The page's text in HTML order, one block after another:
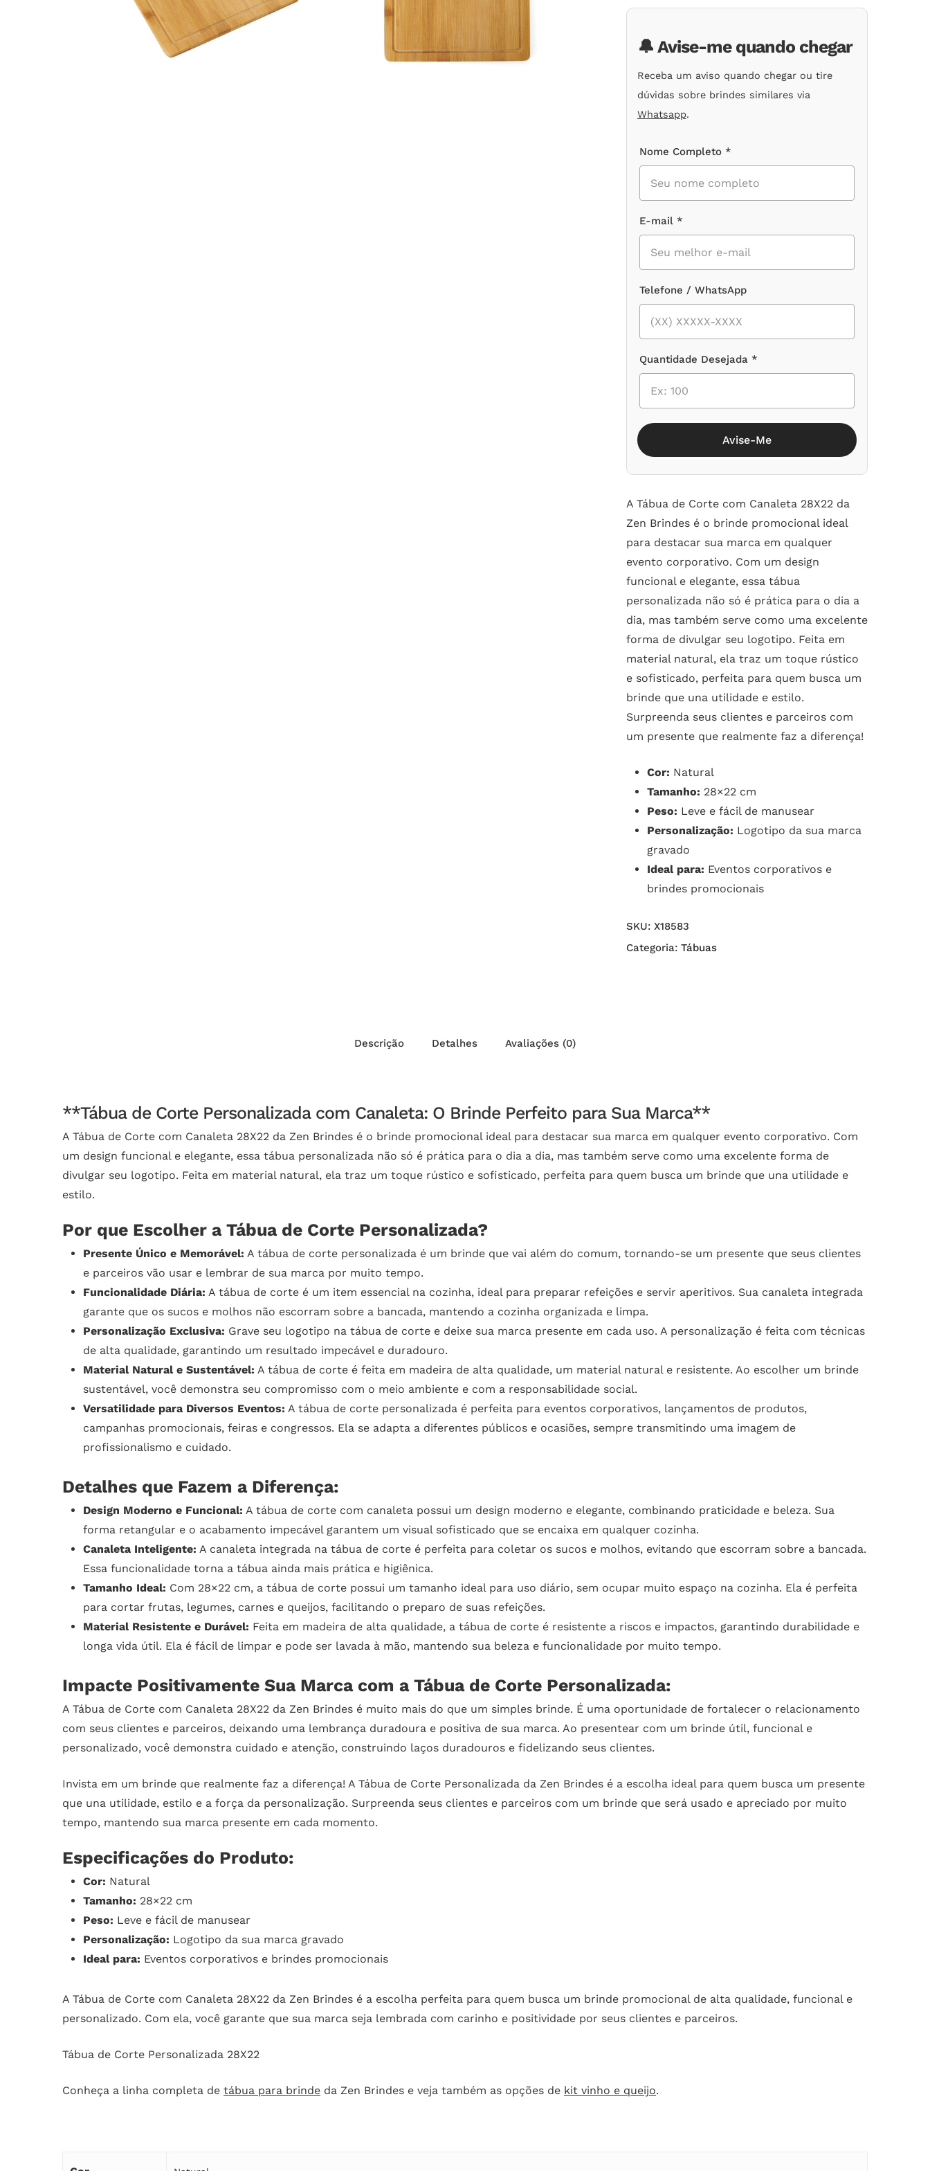
🔔 Avise-me quando chegar
Receba um aviso quando chegar ou tire
dúvidas sobre brindes similares via
Whatsapp.
Nome Completo *
E-mail *
Telefone / WhatsApp
Quantidade Desejada *
Avise-Me
A Tábua de Corte com Canaleta 28X22 da
Zen Brindes é o brinde promocional ideal
para destacar sua marca em qualquer
evento corporativo. Com um design
funcional e elegante, essa tábua
personalizada não só é prática para o dia a
dia, mas também serve como uma excelente
forma de divulgar seu logotipo. Feita em
material natural, ela traz um toque rústico
e sofisticado, perfeita para quem busca um
brinde que una utilidade e estilo.
Surpreenda seus clientes e parceiros com
um presente que realmente faz a diferença!
Cor: Natural
Tamanho: 28×22 cm
Peso: Leve e fácil de manusear
Personalização: Logotipo da sua marca
gravado
Ideal para: Eventos corporativos e
brindes promocionais
SKU: X18583
Categoria: Tábuas
Descrição Detalhes Avaliações (0)
**Tábua de Corte Personalizada com Canaleta: O Brinde Perfeito para Sua Marca**
A Tábua de Corte com Canaleta 28X22 da Zen Brindes é o brinde promocional ideal para destacar sua marca em qualquer evento corporativo. Com
um design funcional e elegante, essa tábua personalizada não só é prática para o dia a dia, mas também serve como uma excelente forma de
divulgar seu logotipo. Feita em material natural, ela traz um toque rústico e sofisticado, perfeita para quem busca um brinde que una utilidade e
estilo.
Por que Escolher a Tábua de Corte Personalizada?
Presente Único e Memorável: A tábua de corte personalizada é um brinde que vai além do comum, tornando-se um presente que seus clientes
e parceiros vão usar e lembrar de sua marca por muito tempo.
Funcionalidade Diária: A tábua de corte é um item essencial na cozinha, ideal para preparar refeições e servir aperitivos. Sua canaleta integrada
garante que os sucos e molhos não escorram sobre a bancada, mantendo a cozinha organizada e limpa.
Personalização Exclusiva: Grave seu logotipo na tábua de corte e deixe sua marca presente em cada uso. A personalização é feita com técnicas
de alta qualidade, garantindo um resultado impecável e duradouro.
Material Natural e Sustentável: A tábua de corte é feita em madeira de alta qualidade, um material natural e resistente. Ao escolher um brinde
sustentável, você demonstra seu compromisso com o meio ambiente e com a responsabilidade social.
Versatilidade para Diversos Eventos: A tábua de corte personalizada é perfeita para eventos corporativos, lançamentos de produtos,
campanhas promocionais, feiras e congressos. Ela se adapta a diferentes públicos e ocasiões, sempre transmitindo uma imagem de
profissionalismo e cuidado.
Detalhes que Fazem a Diferença:
Design Moderno e Funcional: A tábua de corte com canaleta possui um design moderno e elegante, combinando praticidade e beleza. Sua
forma retangular e o acabamento impecável garantem um visual sofisticado que se encaixa em qualquer cozinha.
Canaleta Inteligente: A canaleta integrada na tábua de corte é perfeita para coletar os sucos e molhos, evitando que escorram sobre a bancada.
Essa funcionalidade torna a tábua ainda mais prática e higiênica.
Tamanho Ideal: Com 28×22 cm, a tábua de corte possui um tamanho ideal para uso diário, sem ocupar muito espaço na cozinha. Ela é perfeita
para cortar frutas, legumes, carnes e queijos, facilitando o preparo de suas refeições.
Material Resistente e Durável: Feita em madeira de alta qualidade, a tábua de corte é resistente a riscos e impactos, garantindo durabilidade e
longa vida útil. Ela é fácil de limpar e pode ser lavada à mão, mantendo sua beleza e funcionalidade por muito tempo.
Impacte Positivamente Sua Marca com a Tábua de Corte Personalizada:
A Tábua de Corte com Canaleta 28X22 da Zen Brindes é muito mais do que um simples brinde. É uma oportunidade de fortalecer o relacionamento
com seus clientes e parceiros, deixando uma lembrança duradoura e positiva de sua marca. Ao presentear com um brinde útil, funcional e
personalizado, você demonstra cuidado e atenção, construindo laços duradouros e fidelizando seus clientes.
Invista em um brinde que realmente faz a diferença! A Tábua de Corte Personalizada da Zen Brindes é a escolha ideal para quem busca um presente
que una utilidade, estilo e a força da personalização. Surpreenda seus clientes e parceiros com um brinde que será usado e apreciado por muito
tempo, mantendo sua marca presente em cada momento.
Especificações do Produto:
Cor: Natural
Tamanho: 28×22 cm
Peso: Leve e fácil de manusear
Personalização: Logotipo da sua marca gravado
Ideal para: Eventos corporativos e brindes promocionais
A Tábua de Corte com Canaleta 28X22 da Zen Brindes é a escolha perfeita para quem busca um brinde promocional de alta qualidade, funcional e
personalizado. Com ela, você garante que sua marca seja lembrada com carinho e positividade por seus clientes e parceiros.
Tábua de Corte Personalizada 28X22
Conheça a linha completa de tábua para brinde da Zen Brindes e veja também as opções de kit vinho e queijo.